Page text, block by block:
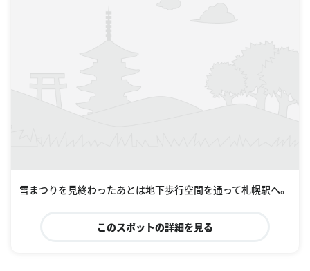
雪まつりを見終わったあとは地下歩行空間を通って札幌駅へ。
このスポットの詳細を見る